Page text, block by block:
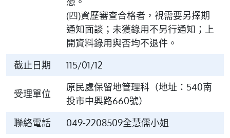
(四)資歷審查合格者，視需要另擇期
通知面談；未獲錄用不另行通知；上
開資料錄用與否均不退件。
截止日期
115/01/12
受理單位
原民處保留地管理科（地址：540南
投市中興路660號）
聯絡電話
049-2208509全慧儒小姐